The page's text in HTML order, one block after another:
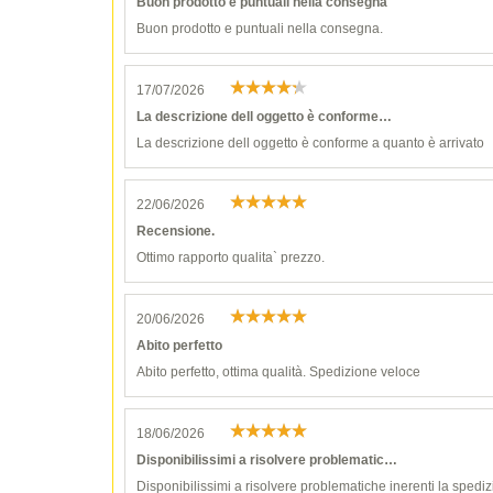
Buon prodotto e puntuali nella consegna.
17/07/2026
La descrizione dell oggetto è conforme…
La descrizione dell oggetto è conforme a quanto è arrivato
22/06/2026
Recensione.
Ottimo rapporto qualita` prezzo.
20/06/2026
Abito perfetto
Abito perfetto, ottima qualità. Spedizione veloce
18/06/2026
Disponibilissimi a risolvere problematic…
Disponibilissimi a risolvere problematiche inerenti la